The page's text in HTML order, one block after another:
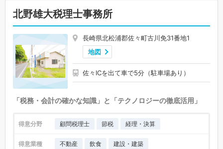
北野雄大税理士事務所
長崎県北松浦郡佐々町古川免31番地1
地図
佐々ICを出て車で5分（駐車場あり）
「税務・会計の確かな知識」と「テクノロジーの徹底活用」
得意分野 顧問税理士 節税 経理・決算
得意業種 不動産 飲食
建設・建築